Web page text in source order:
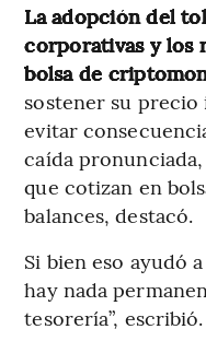
La adopción del
corporativas y los
bolsa de
sostener su
evitar
caída
que cotizan en
balances, destacó.
Si bien eso ayudó
hay nada
tesorería”, escribió.